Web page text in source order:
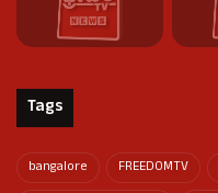
Tags
bangalore FREEDOMTV